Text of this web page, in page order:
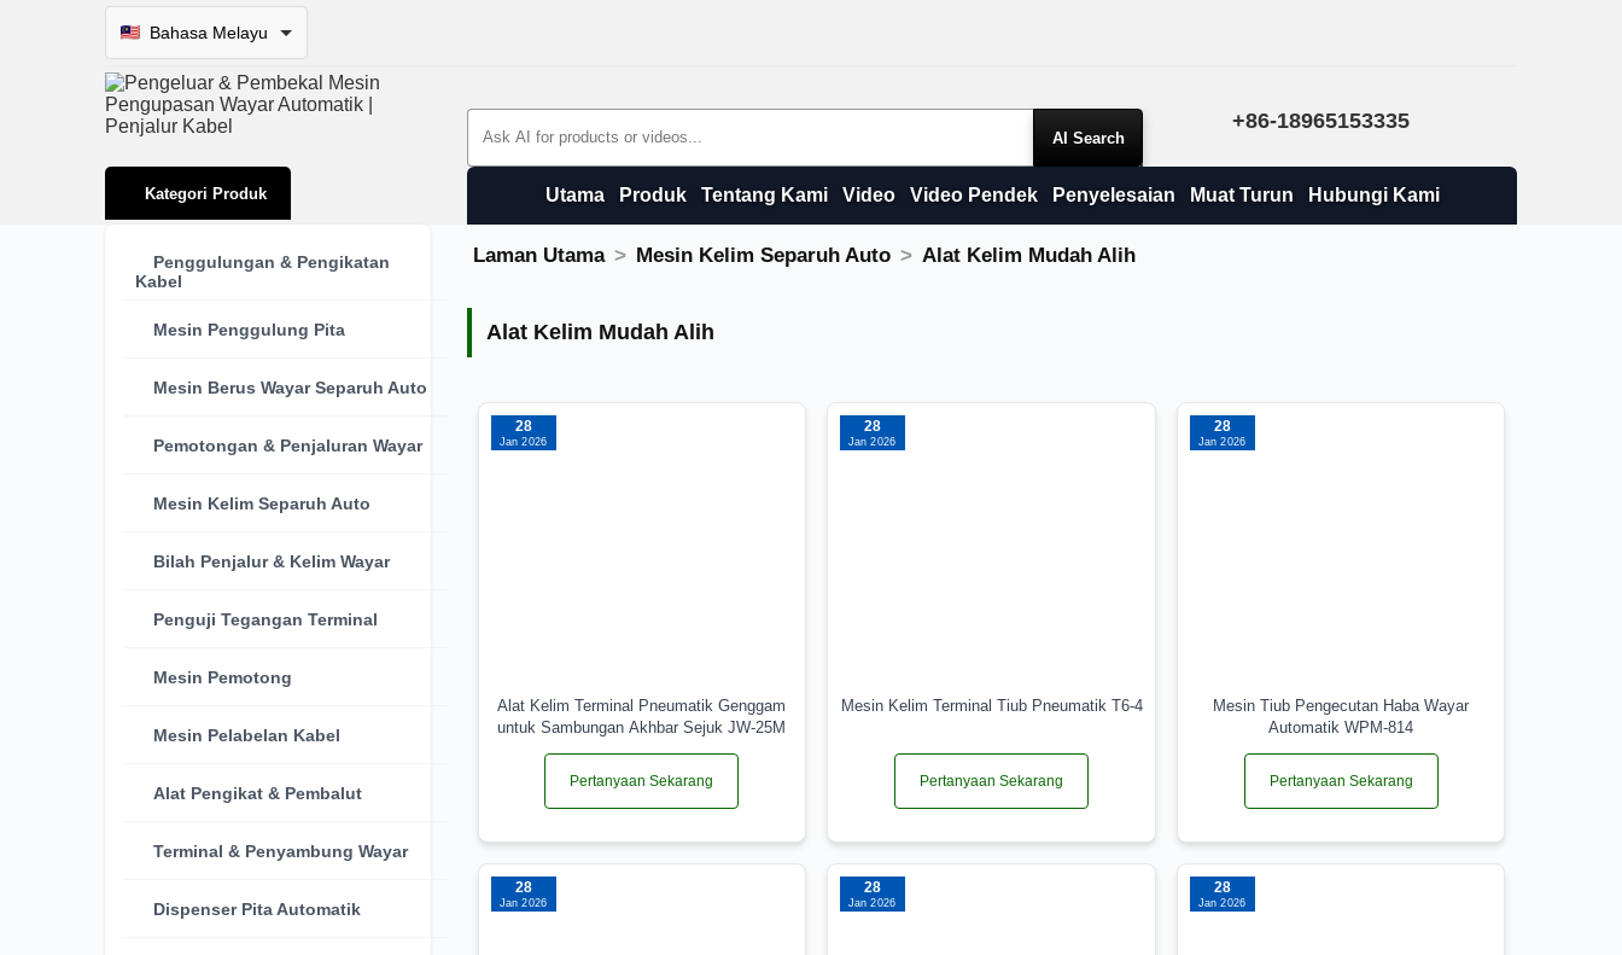
Bahasa Melayu
Search Products +86-18965153335
Kategori Produk Utama Produk Tentang Kami Video Video Pendek Penyelesaian Muat Turun Hubungi Kami
Penggulungan & Pengikatan
Kabel
Mesin Penggulung Pita
Mesin Berus Wayar Separuh Auto
Pemotongan & Penjaluran Wayar
Mesin Kelim Separuh Auto
Bilah Penjalur & Kelim Wayar
Penguji Tegangan Terminal
Mesin Pemotong
Mesin Pelabelan Kabel
Alat Pengikat & Pembalut
Terminal & Penyambung Wayar
Dispenser Pita Automatik
Laman Utama Mesin Kelim Separuh Auto Alat Kelim Mudah Alih
Alat Kelim Mudah Alih
28
Jan 2026
Alat Kelim Terminal Pneumatik Genggam
untuk Sambungan Akhbar Sejuk JW-25M
Pertanyaan Sekarang
28
Jan 2026
Mesin Kelim Terminal Tiub Pneumatik T6-4
Pertanyaan Sekarang
28
Jan 2026
Mesin Tiub Pengecutan Haba Wayar
Automatik WPM-814
Pertanyaan Sekarang
28
Jan 2026
28
Jan 2026
28
Jan 2026